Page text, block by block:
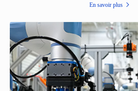
En savoir plus